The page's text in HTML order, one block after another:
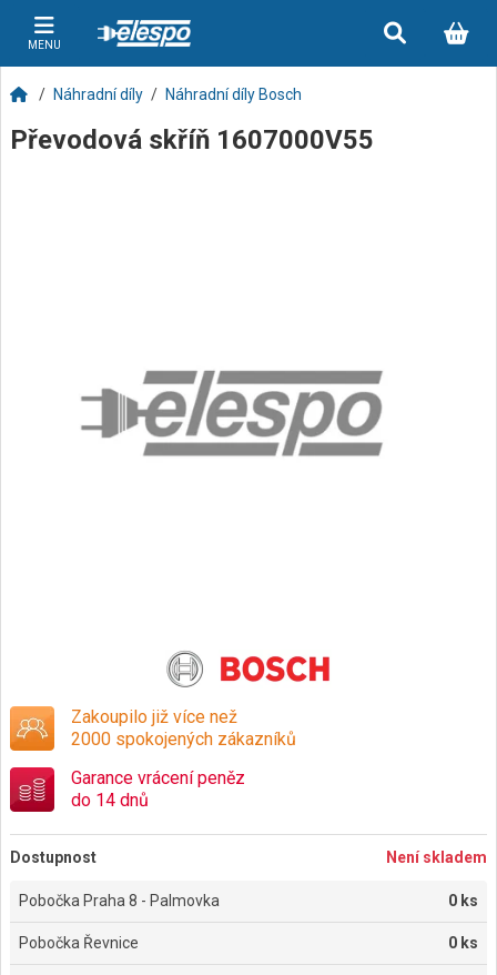
MENU
Náhradní díly Náhradní díly Bosch
Převodová skříň 1607000V55
Zakoupilo již více než
2000 spokojených zákazníků
Garance vrácení peněz
do 14 dnů
Dostupnost Není skladem
Pobočka Praha 8 - Palmovka 0 ks
Pobočka Řevnice 0 ks